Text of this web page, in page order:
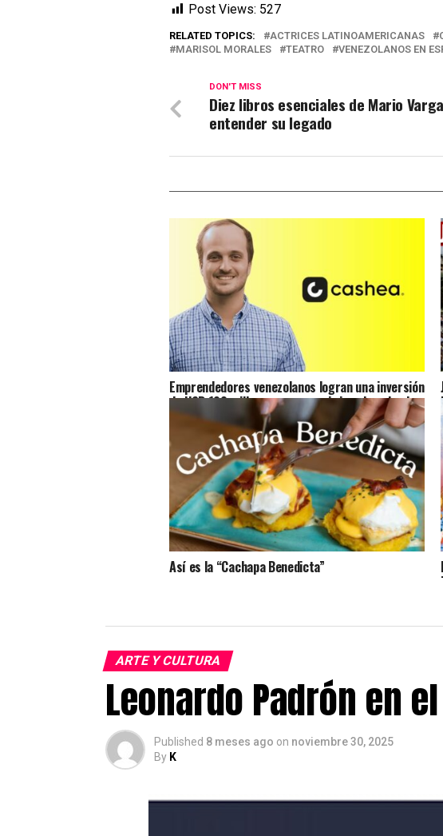
Post Views: 527
RELATED TOPICS: ACTRICES LATINOAMERICANAS
MARISOL MORALES
TEATRO VENEZOLANOS EN
DON'T MISS
Diez libros esenciales de Mario
entender su legado
Emprendedores venezolanos logran una inversión
de USD 100 millones para seguir impulsando el
acceso al crédito en Venezuela
Así es la “Cachapa Benedicta”
ARTE Y CULTURA
Leonardo Padrón en
Published 8 meses ago on noviembre 30, 2025
By K